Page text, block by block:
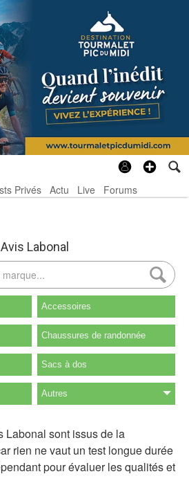
Privés Actu Live Forums
Avis Labonal
Accessoires
Chaussures de randonnée
Sacs à dos
Autres
Labonal sont issus de la
rien ne vaut un test longue durée
pour évaluer les qualités et